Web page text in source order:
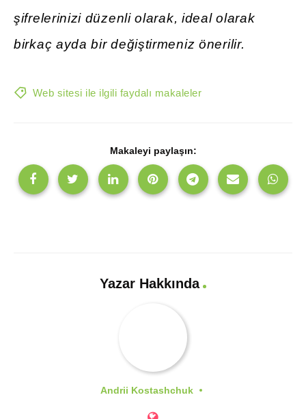
şifrelerinizi düzenli olarak, ideal olarak
birkaç ayda bir değiştirmeniz önerilir.
Web sitesi ile ilgili faydalı makaleler
Makaleyi paylaşın:
Yazar Hakkında
Andrii Kostashchuk